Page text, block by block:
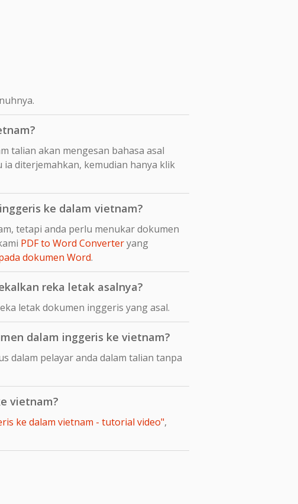
talian akan mengesan bahasa asal
diterjemahkan, kemudian hanya klik
ke dalam vietnam?
tetapi anda perlu menukar dokumen
PDF to Word Converteryang
dokumen Word.
reka letak asalnya?
letak dokumen inggeris yang asal.
dalam inggeris ke vietnam?
dalam pelayar anda dalam talian tanpa
vietnam?
ke dalam vietnam - tutorial video",